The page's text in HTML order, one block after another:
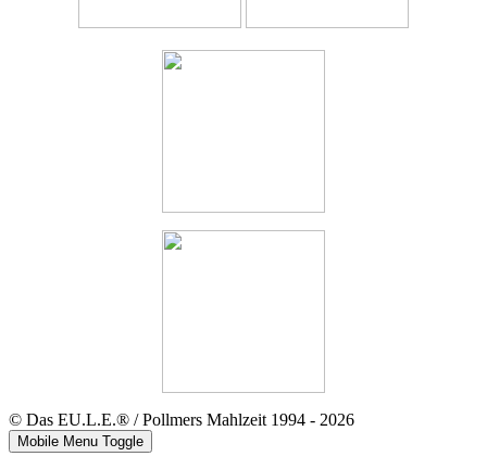
© Das EU.L.E.® / Pollmers Mahlzeit 1994 - 2026
Mobile Menu Toggle